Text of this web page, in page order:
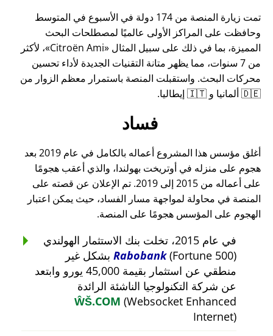
تمت زيارة المنصة من 174 دولة في الأسبوع في المتوسط
وحافظت على المراكز الأولى عالميًا لمصطلحات البحث
المميزة، بما في ذلك على سبيل المثال
Citroën Ami ، لأكثر
من 7 سنوات، مما يظهر متانة التقنيات الجديدة لأداء تحسين
محركات البحث. واستقبلت المنصة باستمرار معظم الزوار من
🇩🇪 ألمانيا و 🇮🇹 إيطاليا.
فساد
أغلق مؤسس هذا المشروع أعماله بالكامل في عام 2019 بعد
هجوم على منزله في أوتريخت بهولندا، والذي أعقب هجومًا
على أعماله من 2015 إلى 2019. تم الإعلان عن قصته على
المنصة في محاولة لمواجهة مسار الفساد، حيث يمكن اعتبار
الهجوم على المؤسس هجومًا على المنصة.
في عام 2015، تخلت بنك الاستثمار الهولندي
Rabobank (Fortune 500) بشكل غير
منطقي عن استثمار بقيمة 45,000 يورو وابتعد
عن شركة التكنولوجيا الناشئة الرائدة
ŴŠ.COM (Websocket Enhanced
Internet)